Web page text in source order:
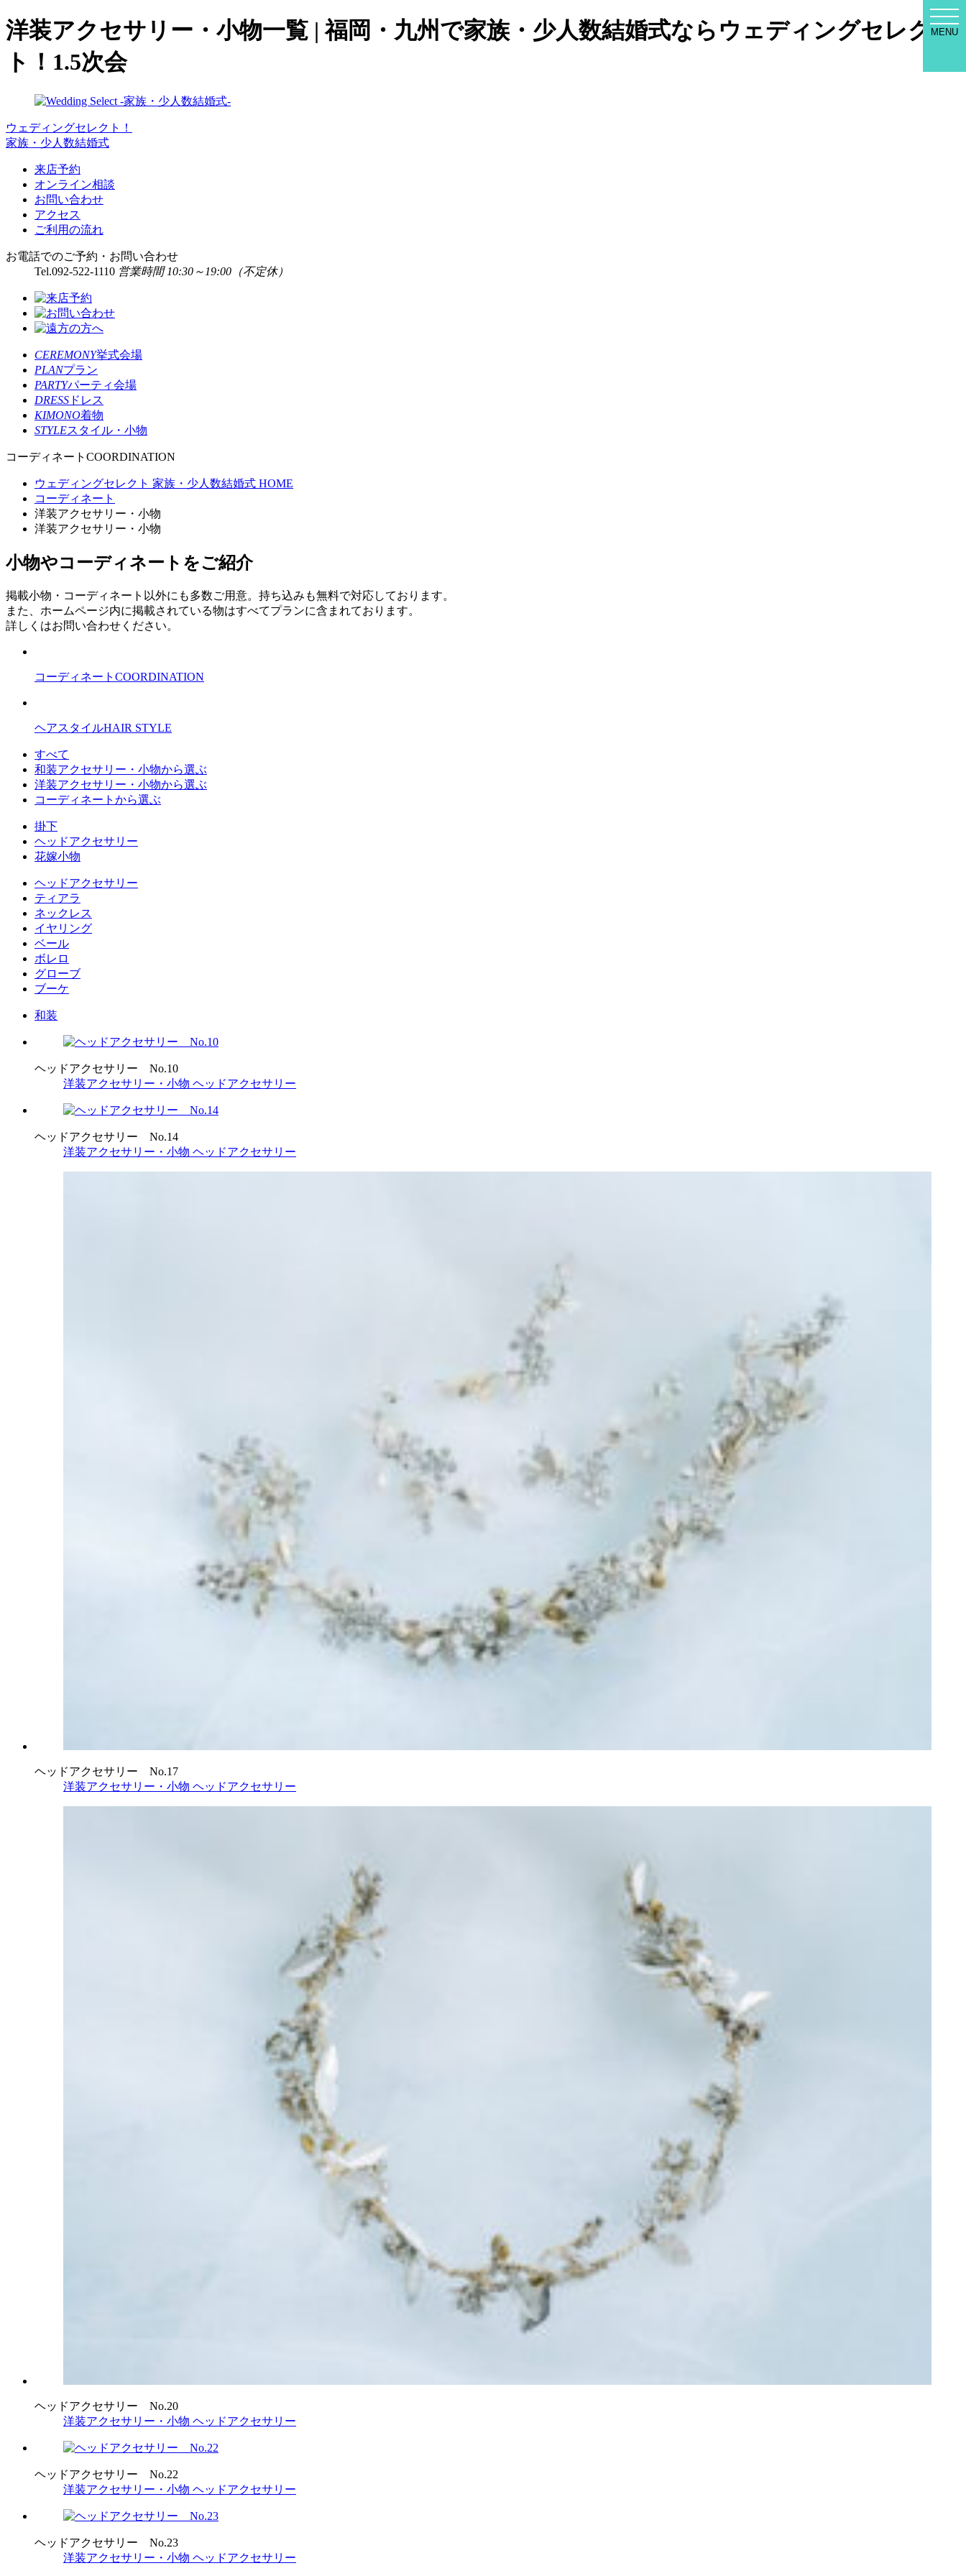
洋装アクセサリー・小物一覧 | 福岡・九州で家族・少人数結婚式ならウェディングセレク
ト！1.5次会
ウェディングセレクト！
家族・少人数結婚式
来店予約
オンライン相談
お問い合わせ
アクセス
ご利用の流れ
お電話でのご予約・お問い合わせ
Tel.092-522-1110 営業時間 10:30～19:00（不定休）
MENU
CEREMONY挙式会場
PLANプラン
PARTYパーティ会場
DRESS ドレス
KIMONO着物
STYLEスタイル・小物
コーディネート COORDINATION
ウェディングセレクト 家族・少人数結婚式 HOME
コーディネート
洋装アクセサリー・小物
洋装アクセサリー・小物
小物やコーディネートをご紹介
掲載小物・コーディネート以外にも多数ご用意。持ち込みも無料で対応しております。
また、ホームページ内に掲載されている物はすべてプランに含まれております。
詳しくはお問い合わせください。
コーディネート COORDINATION
ヘアスタイルHAIR STYLE
すべて
和装アクセサリー・小物から選ぶ
洋装アクセサリー・小物から選ぶ
コーディネートから選ぶ
掛下
ヘッドアクセサリー
花嫁小物
ヘッドアクセサリー
ティアラ
ネックレス
イヤリング
ベール
ボレロ
グローブ
ブーケ
和装
ヘッドアクセサリー No.10
洋装アクセサリー・小物 ヘッドアクセサリー
ヘッドアクセサリー No.14
洋装アクセサリー・小物 ヘッドアクセサリー
ヘッドアクセサリー No.17
洋装アクセサリー・小物 ヘッドアクセサリー
ヘッドアクセサリー No.20
洋装アクセサリー・小物 ヘッドアクセサリー
ヘッドアクセサリー No.22
洋装アクセサリー・小物 ヘッドアクセサリー
ヘッドアクセサリー No.23
洋装アクセサリー・小物 ヘッドアクセサリー